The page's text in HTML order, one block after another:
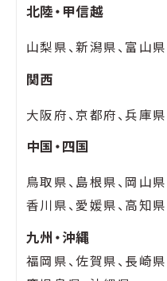
北陸・甲信越
山梨県、新潟県、富山
関西
大阪府、京都府、兵庫
中国・四国
鳥取県、島根県、岡山
香川県、愛媛県、高知県
九州・沖縄
福岡県、佐賀県、長崎県